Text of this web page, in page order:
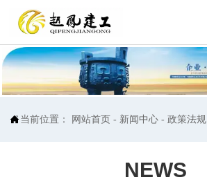
 当前位置： 网站首页 - 新闻中心 -政策法规
NEWS